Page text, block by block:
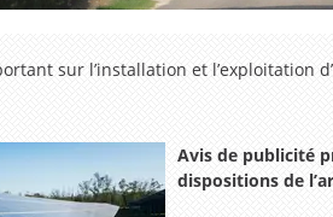
sur l’installation et l’exploitation
Avis de publicité
dispositions de